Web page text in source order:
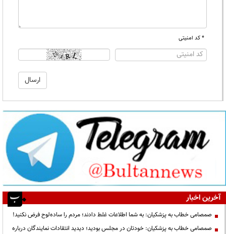
* کد امنیتی
آخرین اخبار
صمصامی خطاب به پزشکیان: به شما اطلاعات غلط دادند؛ مردم را ساده‌لوح فرض نکنید!
صمصامی خطاب به پزشکیان: خودتان در مجلس بودید؛ دیدید انتقادات نمایندگان درباره